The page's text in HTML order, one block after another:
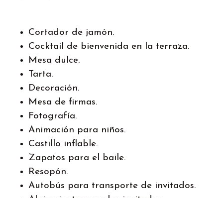
Cortador de jamón.
Cocktail de bienvenida en la terraza.
Mesa dulce.
Tarta.
Decoración.
Mesa de firmas.
Fotografía.
Animación para niños.
Castillo inflable.
Zapatos para el baile.
Resopón.
Autobús para transporte de invitados.